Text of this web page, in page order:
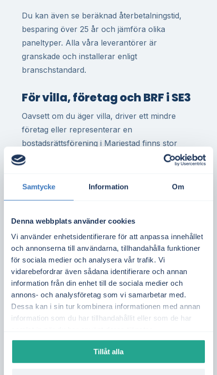
Samtycke Information Om
Denna webbplats använder cookies
Vi använder enhetsidentifierare för att anpassa innehållet
och annonserna till användarna, tillhandahålla funktioner
för sociala medier och analysera vår trafik. Vi
vidarebefordrar även sådana identifierare och annan
information från din enhet till de sociala medier och
annons- och analysföretag som vi samarbetar med.
Dessa kan i sin tur kombinera informationen med annan
information som du har tillhandahållit eller som de har
Tillåt alla
Du kan även se beräknad återbetalningstid,
besparing över 25 år och jämföra olika
paneltyper. Alla våra leverantörer är
granskade och installerar enligt
branschstandard.
För villa, företag och BRF i SE3
Oavsett om du äger villa, driver ett mindre
företag eller representerar en
bostadsrättsförening i Mariestad finns stor
potential att minska elkostnaderna genom
takförutsättningar för solceller, både i tätort
och i närområden.
Solceller i elområde SE3 innebär att varje
kilowattimme du producerar ofta är mer värd
jämfört med södra Sverige där elpriset ofta är
lägre. Det kan ge bättre kalkyler och kortare
återbetalningstid.
Vill du ta reda på om ditt tak är lämpligt för
solceller?Gör en kostnadsfri offertförfrågan
via Elmarknad.se och jämför flera aktörer i